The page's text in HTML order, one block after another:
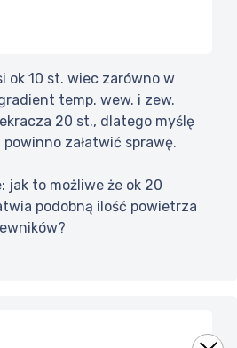
ok 10 st. wiec zarówno w
temp. wew. i zew.
20 st., dlatego myślę
załatwić sprawę.
jak to możliwe że ok 20
podobną ilość powietrza